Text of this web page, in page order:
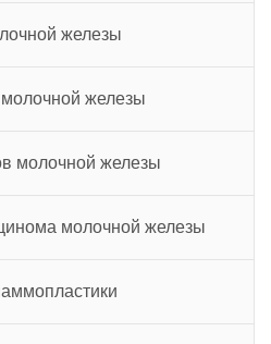
железы
железы
молочной железы
молочной железы